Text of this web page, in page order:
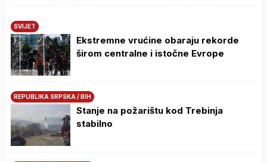
SVIJET
Ekstremne vrućine obaraju rekorde
širom centralne i istočne Evrope
REPUBLIKA SRPSKA / BIH
Stanje na požarištu kod Trebinja
stabilno